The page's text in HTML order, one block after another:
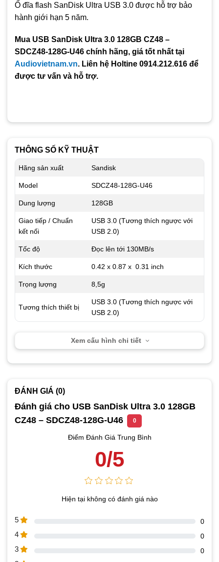
Ổ đĩa flash SanDisk Ultra USB 3.0 được hỗ trợ bảo
hành giới hạn 5 năm.
Mua USB SanDisk Ultra 3.0 128GB CZ48 –
SDCZ48-128G-U46 chính hãng, giá tốt nhất tại
Audiovietnam.vn. Liên hệ Holtine 0914.212.616 để
được tư vấn và hỗ trợ.
THÔNG SỐ KỸ THUẬT
Hãng sản xuất Sandisk
Model SDCZ48-128G-U46
Dung lượng 128GB
Giao tiếp / Chuẩn
kết nối
USB 3.0 (Tương thích ngược với
USB 2.0)
Tốc độ Đọc lên tới 130MB/s
Kích thước 0.42 x 0.87 x 0.31 inch
Trọng lượng 8,5g
Tương thích thiết bị
USB 3.0 (Tương thích ngược với
USB 2.0)
Xem cấu hình chi tiết
ĐÁNH GIÁ (0)
Đánh giá cho USB SanDisk Ultra 3.0 128GB
CZ48 – SDCZ48-128G-U46
0
Điểm Đánh Giá Trung Bình
0/5
Hiện tại không có đánh giá nào
5 0
4 0
3 0